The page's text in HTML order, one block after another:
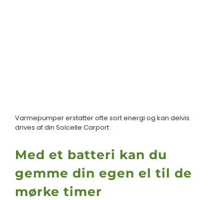
Varmepumper erstatter ofte sort energi og kan delvis
drives af din Solcelle Carport
Med et batteri kan du
gemme din egen el til de
mørke timer